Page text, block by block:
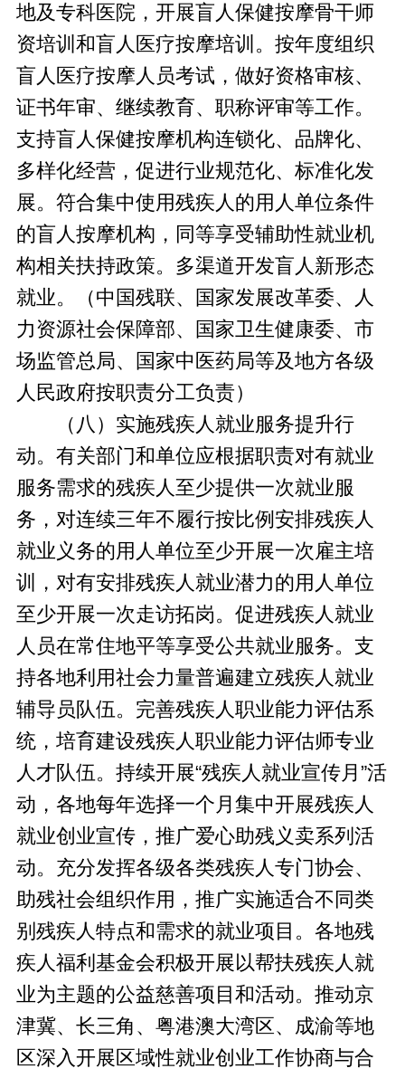
地及专科医院，开展盲人保健按摩骨干师
资培训和盲人医疗按摩培训。按年度组织
盲人医疗按摩人员考试，做好资格审核、
证书年审、继续教育、职称评审等工作。
支持盲人保健按摩机构连锁化、品牌化、
多样化经营，促进行业规范化、标准化发
展。符合集中使用残疾人的用人单位条件
的盲人按摩机构，同等享受辅助性就业机
构相关扶持政策。多渠道开发盲人新形态
就业。（中国残联、国家发展改革委、人
力资源社会保障部、国家卫生健康委、市
场监管总局、国家中医药局等及地方各级
人民政府按职责分工负责）
（八）实施残疾人就业服务提升行
动。有关部门和单位应根据职责对有就业
服务需求的残疾人至少提供一次就业服
务，对连续三年不履行按比例安排残疾人
就业义务的用人单位至少开展一次雇主培
训，对有安排残疾人就业潜力的用人单位
至少开展一次走访拓岗。促进残疾人就业
人员在常住地平等享受公共就业服务。支
持各地利用社会力量普遍建立残疾人就业
辅导员队伍。完善残疾人职业能力评估系
统，培育建设残疾人职业能力评估师专业
人才队伍。持续开展“残疾人就业宣传月”活
动，各地每年选择一个月集中开展残疾人
就业创业宣传，推广爱心助残义卖系列活
动。充分发挥各级各类残疾人专门协会、
助残社会组织作用，推广实施适合不同类
别残疾人特点和需求的就业项目。各地残
疾人福利基金会积极开展以帮扶残疾人就
业为主题的公益慈善项目和活动。推动京
津冀、长三角、粤港澳大湾区、成渝等地
区深入开展区域性就业创业工作协商与合